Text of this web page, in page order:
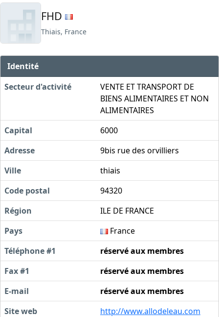
FHD
Thiais, France
Identité
Secteur d'activité
VENTE ET TRANSPORT DE
BIENS ALIMENTAIRES ET NON
ALIMENTAIRES
Capital
6000
Adresse
9bis rue des orvilliers
Ville
thiais
Code postal
94320
Région
ILE DE FRANCE
Pays
France
Téléphone #1
réservé aux membres
Fax #1
réservé aux membres
E-mail
réservé aux membres
Site web
http://www.allodeleau.com